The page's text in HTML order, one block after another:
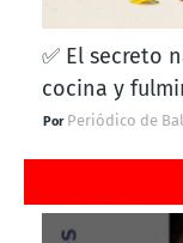
✅ El secreto
cocina y
Periódico de